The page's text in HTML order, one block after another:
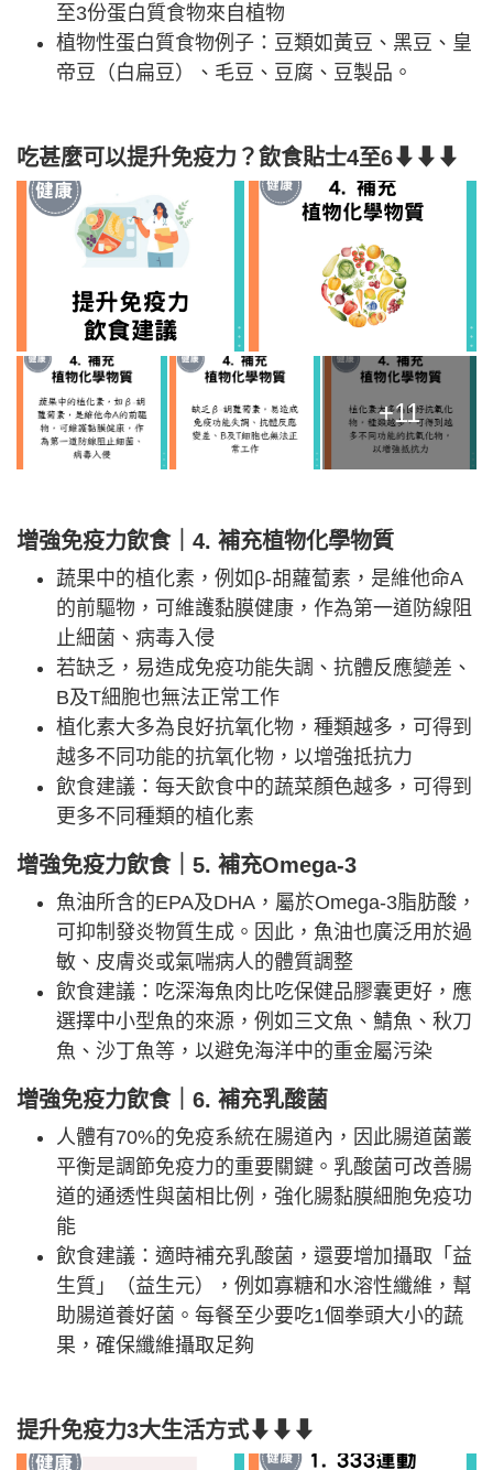
至3份蛋白質食物來自植物
植物性蛋白質食物例子：豆類如黃豆、黑豆、皇
帝豆（白扁豆）、毛豆、豆腐、豆製品。
吃甚麼可以提升免疫力？飲食貼士4至6⬇⬇⬇
+11
增強免疫力飲食｜4. 補充植物化學物質
蔬果中的植化素，例如β-胡蘿蔔素，是維他命A
的前驅物，可維護黏膜健康，作為第一道防線阻
止細菌、病毒入侵
若缺乏，易造成免疫功能失調、抗體反應變差、
B及T細胞也無法正常工作
植化素大多為良好抗氧化物，種類越多，可得到
越多不同功能的抗氧化物，以增強抵抗力
飲食建議：每天飲食中的蔬菜顏色越多，可得到
更多不同種類的植化素
增強免疫力飲食｜5. 補充Omega-3
魚油所含的EPA及DHA，屬於Omega-3脂肪酸，
可抑制發炎物質生成。因此，魚油也廣泛用於過
敏、皮膚炎或氣喘病人的體質調整
飲食建議：吃深海魚肉比吃保健品膠囊更好，應
選擇中小型魚的來源，例如三文魚、鯖魚、秋刀
魚、沙丁魚等，以避免海洋中的重金屬污染
增強免疫力飲食｜6. 補充乳酸菌
人體有70%的免疫系統在腸道內，因此腸道菌叢
平衡是調節免疫力的重要關鍵。乳酸菌可改善腸
道的通透性與菌相比例，強化腸黏膜細胞免疫功
能
飲食建議：適時補充乳酸菌，還要增加攝取「益
生質」（益生元），例如寡糖和水溶性纖維，幫
助腸道養好菌。每餐至少要吃1個拳頭大小的蔬
果，確保纖維攝取足夠
提升免疫力3大生活方式⬇⬇⬇